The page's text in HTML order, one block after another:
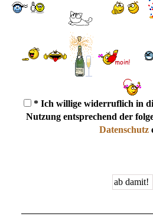
* Ich willige widerruflich in
Nutzung entsprechend der
Datenschutz